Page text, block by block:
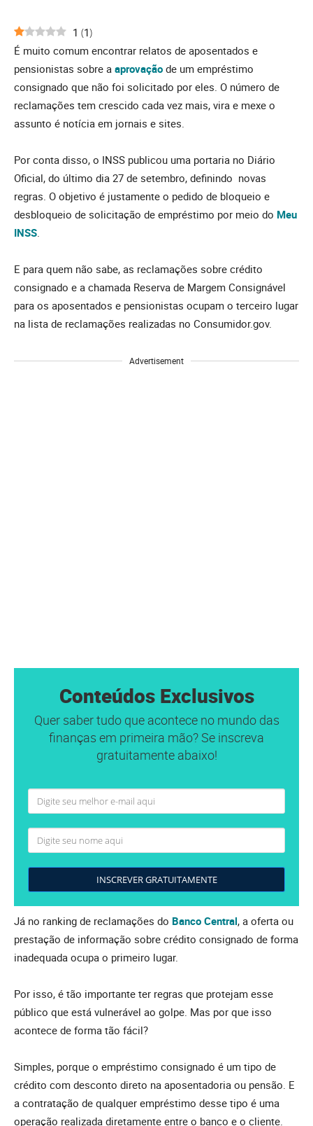
1 (1)
É muito comum encontrar relatos de aposentados e
pensionistas sobre a aprovação de um empréstimo
consignado que não foi solicitado por eles. O número de
reclamações tem crescido cada vez mais, vira e mexe o
assunto é notícia em jornais e sites.
Por conta disso, o INSS publicou uma portaria no Diário
Oficial, do último dia 27 de setembro, definindo novas
regras. O objetivo é justamente o pedido de bloqueio e
desbloqueio de solicitação de empréstimo por meio do Meu
INSS
E para quem não sabe, as reclamações sobre crédito
consignado e a chamada Reserva de Margem Consignável
para os aposentados e pensionistas ocupam o terceiro lugar
na lista de reclamações realizadas no Consumidor.gov.
Advertisement
Conteúdos Exclusivos
Quer saber tudo que acontece no mundo das
finanças em primeira mão? Se inscreva
gratuitamente abaixo!
INSCREVER GRATUITAMENTE
Já no ranking de reclamações do Banco Central, a oferta ou
prestação de informação sobre crédito consignado de forma
inadequada ocupa o primeiro lugar.
Por isso, é tão importante ter regras que protejam esse
público que está vulnerável ao golpe. Mas por que isso
acontece de forma tão fácil?
Simples, porque o empréstimo consignado é um tipo de
crédito com desconto direto na aposentadoria ou pensão. E
a contratação de qualquer empréstimo desse tipo é uma
operação realizada diretamente entre o banco e o cliente.